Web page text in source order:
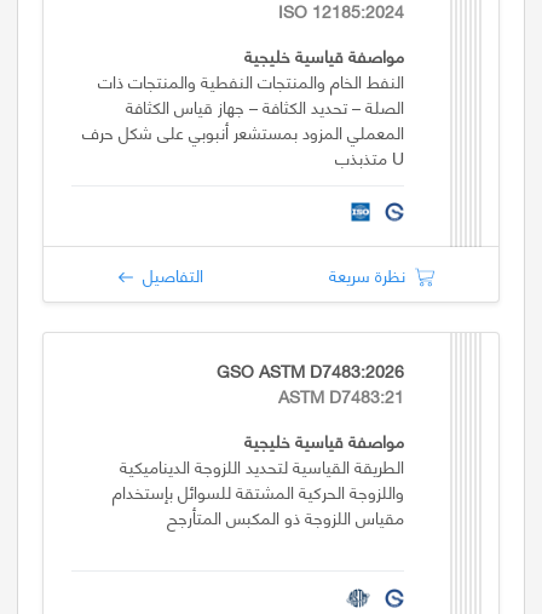
ISO 12185:2024
مواصفة قياسية خليجية
النفط الخام والمنتجات النفطية والمنتجات ذات
الصلة – تحديد الكثافة – جهاز قياس الكثافة
المعملي المزود بمستشعر أنبوبي على شكل حرف
U متذبذب
نظرة سريعة التفاصيل
GSO ASTM D7483:2026
ASTM D7483:21
مواصفة قياسية خليجية
الطريقة القياسية لتحديد اللزوجة الديناميكية
واللزوجة الحركية المشتقة للسوائل بإستخدام
مقياس اللزوجة ذو المكبس المتأرجح